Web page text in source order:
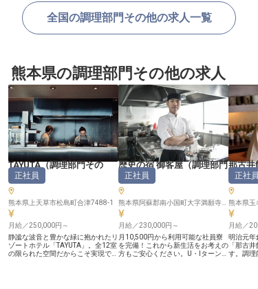
全国の調理部門その他の求人一覧
熊本県の調理部門その他の求人
TAYUTA（調理部門その
他）
正社員
熊本県上天草市松島町合津7488-1
月給／250,000円～
静謐な波音と豊かな緑に抱かれたリ
ゾートホテル「TAYUTA」。全12室
の限られた空間だからこそ実現でき
歴史の宿 御客屋（調理部門
その他）
正社員
月給／230,000円～
月10,500円から利用可能な社員寮
を完備！これから新生活をお考えの
方もご安心ください。U・Iターン歓
那古井
他）
正社員
熊本県玉
月給／
明治元年
「那古
す。調理